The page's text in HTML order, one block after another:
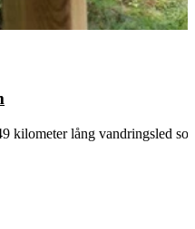
kilometer lång vandringsled